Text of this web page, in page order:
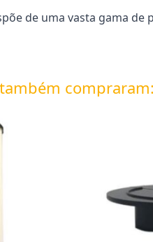
de uma vasta gama
compraram: